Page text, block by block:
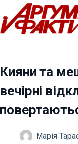
Перейти
до
вмісту
Кияни та
вечірні
Марія